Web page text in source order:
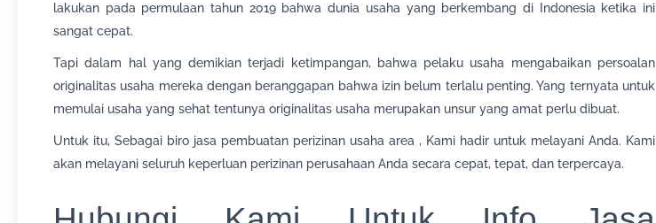
lakukan pada permulaan tahun 2019 bahwa dunia usaha yang berkembang di Indonesia ketika ini
sangat cepat.
Tapi dalam hal yang demikian terjadi ketimpangan, bahwa pelaku usaha mengabaikan persoalan
originalitas usaha mereka dengan beranggapan bahwa izin belum terlalu penting. Yang ternyata untuk
memulai usaha yang sehat tentunya originalitas usaha merupakan unsur yang amat perlu dibuat.
Untuk itu, Sebagai biro jasa pembuatan perizinan usaha area , Kami hadir untuk melayani Anda. Kami
akan melayani seluruh keperluan perizinan perusahaan Anda secara cepat, tepat, dan terpercaya.